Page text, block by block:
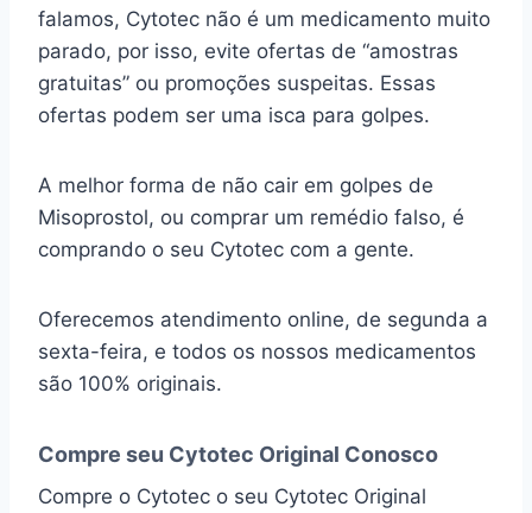
falamos, Cytotec não é um medicamento muito
parado, por isso, evite ofertas de “amostras
gratuitas” ou promoções suspeitas. Essas
ofertas podem ser uma isca para golpes.
A melhor forma de não cair em golpes de
Misoprostol, ou comprar um remédio falso, é
comprando o seu Cytotec com a gente.
Oferecemos atendimento online, de segunda a
sexta-feira, e todos os nossos medicamentos
são 100% originais.
Compre seu Cytotec Original Conosco
Compre o Cytotec o seu Cytotec Original